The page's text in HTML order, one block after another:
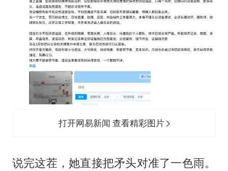
打开网易新闻 查看精彩图片
说完这茬，她直接把矛头对准了一色雨。